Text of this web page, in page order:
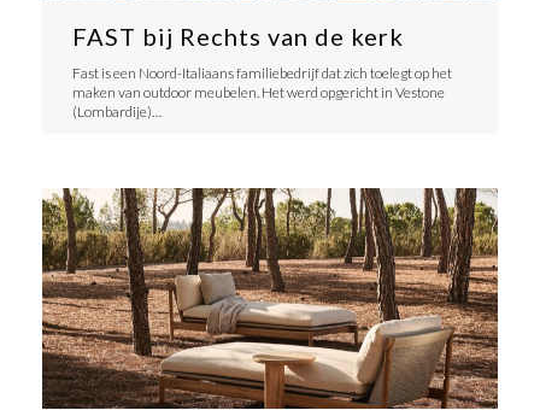
FAST bij Rechts van de kerk
Fast is een Noord-Italiaans familiebedrijf dat zich toelegt op het
maken van outdoor meubelen. Het werd opgericht in Vestone
(Lombardije)…